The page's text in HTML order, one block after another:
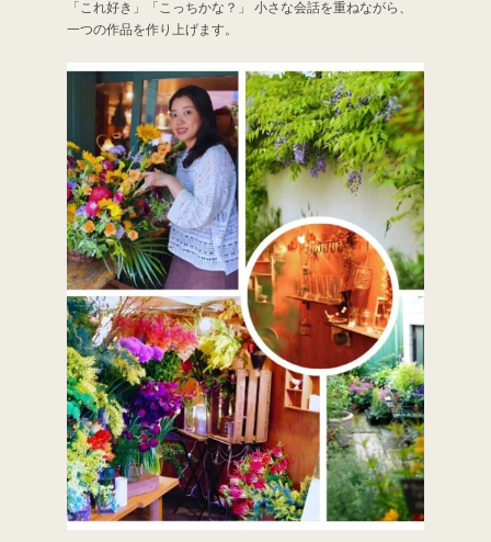
「これ好き」「こっちかな？」 小さな会話を重ねながら、
一つの作品を作り上げます。